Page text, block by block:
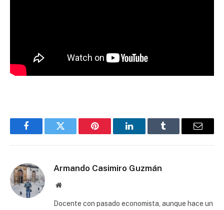
FacebookTwitter Pinterest LinkedInTumblr Email
Armando Casimiro Guzmán
Website
Docente con pasado economista, aunque hace un